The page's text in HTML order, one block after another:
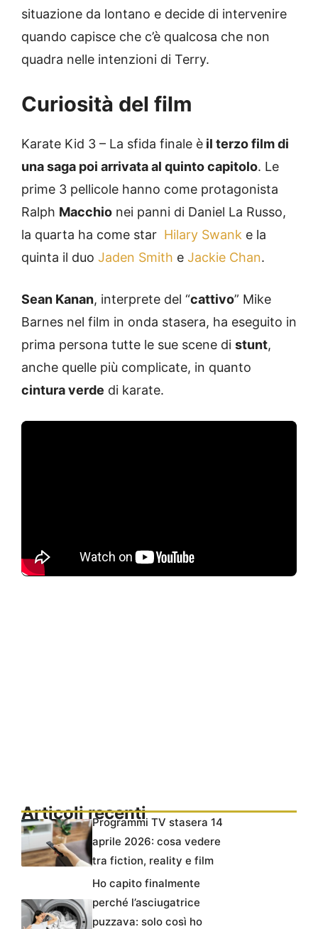
situazione da lontano e decide di intervenire
quando capisce che c’è qualcosa che non
quadra nelle intenzioni di Terry.
Curiosità del film
Karate Kid 3 – La sfida finale è il terzo film di
una saga poi arrivata al quinto capitolo. Le
prime 3 pellicole hanno come protagonista
Ralph Macchio nei panni di Daniel La Russo,
la quarta ha come star Hilary Swank e la
quinta il duo Jaden Smith e Jackie Chan.
Sean Kanan, interprete del “cattivo” Mike
Barnes nel film in onda stasera, ha eseguito in
prima persona tutte le sue scene di stunt,
anche quelle più complicate, in quanto
cintura verde di karate.
Articoli recentiProgrammi TV stasera 14
aprile 2026: cosa vedere
tra fiction, reality e film
Ho capito finalmente
perché l’asciugatrice
puzzava: solo così ho